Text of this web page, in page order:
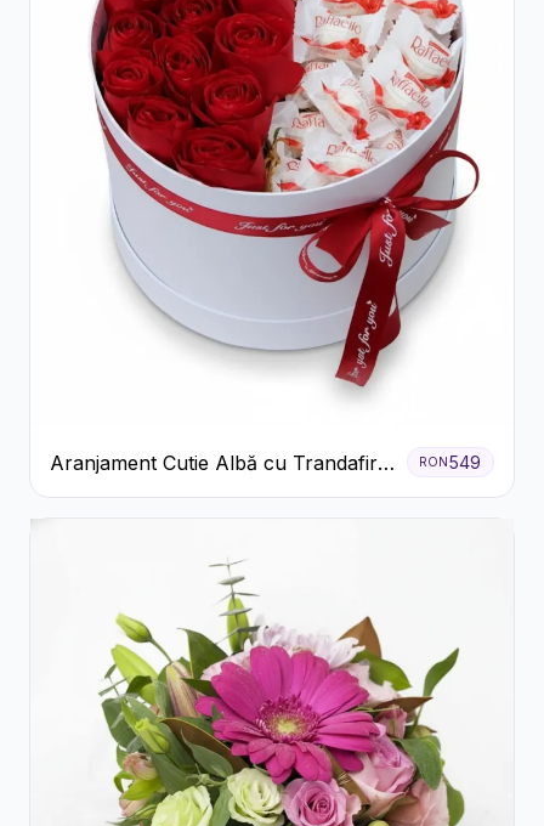
Aranjament Cutie Albă cu Trandafiri
Roșii și Raffaello
RON549